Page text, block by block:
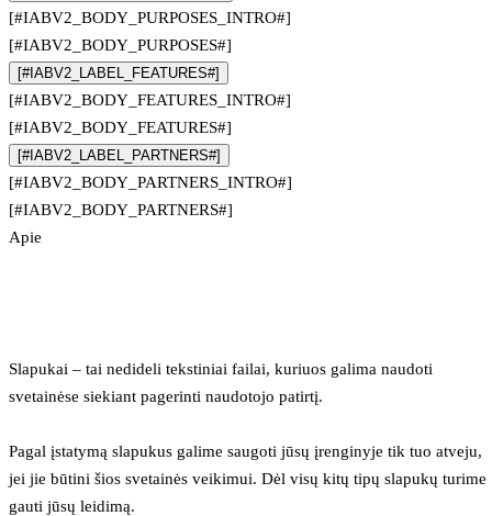
[#IABV2_BODY_PURPOSES_INTRO#]
[#IABV2_BODY_PURPOSES#]
[#IABV2_LABEL_FEATURES#]
[#IABV2_BODY_FEATURES_INTRO#]
[#IABV2_BODY_FEATURES#]
[#IABV2_LABEL_PARTNERS#]
[#IABV2_BODY_PARTNERS_INTRO#]
[#IABV2_BODY_PARTNERS#]
Apie
Slapukai – tai nedideli tekstiniai failai, kuriuos galima naudoti
svetainėse siekiant pagerinti naudotojo patirtį.
Pagal įstatymą slapukus galime saugoti jūsų įrenginyje tik tuo atveju,
jei jie būtini šios svetainės veikimui. Dėl visų kitų tipų slapukų turime
gauti jūsų leidimą.